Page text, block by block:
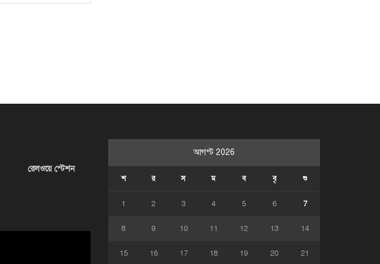
রেলওয়ে স্টেশন
আগস্ট 2026
শ র স ম ব বৃ শু
1 2 3 4 5 6 7
8 9 10 11 12 13 14
15 16 17 18 19 20 21